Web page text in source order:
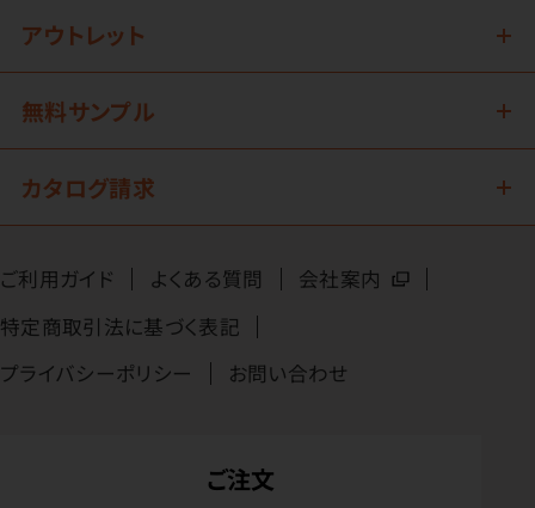
アウトレット
無料サンプル
カタログ請求
ご利用ガイド よくある質問
会社案内
特定商取引法に基づく表記
プライバシーポリシー
お問い合わせ
ご注文